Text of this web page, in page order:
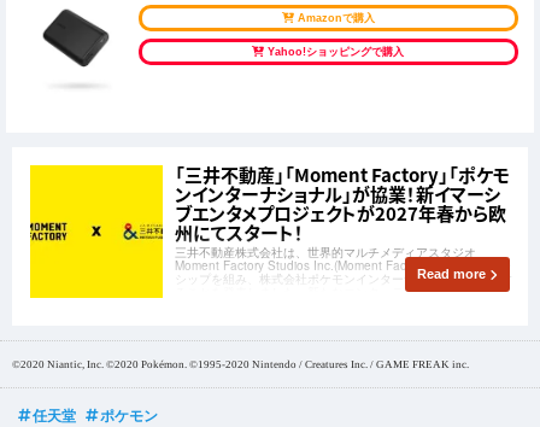
Amazonで購入
Yahoo!ショッピングで購入
「三井不動産」「Moment Factory」「ポケモ
ンインターナショナル」が協業！新イマーシ
ブエンタメプロジェクトが2027年春から欧
州にてスタート！
三井不動産株式会社は、世界的マルチメディアスタジオ
Moment Factory Studios Inc.(Moment Factory）とパートナー
シップを組み、株式会社ポケモンインターナショナルと協業す
ることを発表しました。新たなエンターテインメントプロジェ
Read more
©2020 Niantic, Inc. ©2020 Pokémon. ©1995-2020 Nintendo / Creatures Inc. / GAME FREAK inc.
任天堂 ポケモン